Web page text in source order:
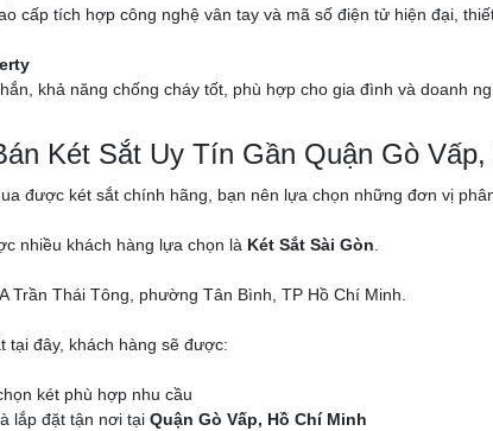
cấp tích hợp công nghệ vân tay và mã số điện tử hiện đại,
khả năng chống cháy tốt, phù hợp cho gia đình và doanh
Két Sắt Uy Tín Gần Quận Gò
được két sắt chính hãng, bạn nên lựa chọn những đơn vị
nhiều khách hàng lựa chọn là Két Sắt Sài Gòn
Trần Thái Tông, phường Tân Bình, TP Hồ Chí Minh.
tại đây, khách hàng sẽ được:
két phù hợp nhu cầu
lắp đặt tận nơi tại Quận Gò Vấp, Hồ Chí Minh